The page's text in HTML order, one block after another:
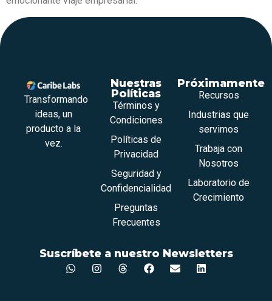
Transformando
ideas, un
producto a la
vez.
Nuestras
Políticas
Términos y
Condiciones
Políticas de
Privacidad
Seguridad y
Confidencialidad
Preguntas
Frecuentes
Próximamente
Recursos
Industrias que
servimos
Trabaja con
Nosotros
Laboratorio de
Crecimiento
Suscríbete a nuestro Newsletters